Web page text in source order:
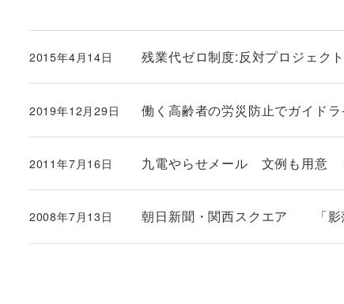
残業代ゼロ制度:反対プロジェク
投稿日
2015年4月14日
働く高齢者の労災防止でガイド
投稿日
2019年12月29日
九電やらせメール 文例も用意
投稿日
2011年7月16日
朝日新聞・関西スクエア 「影
投稿日
2008年7月13日